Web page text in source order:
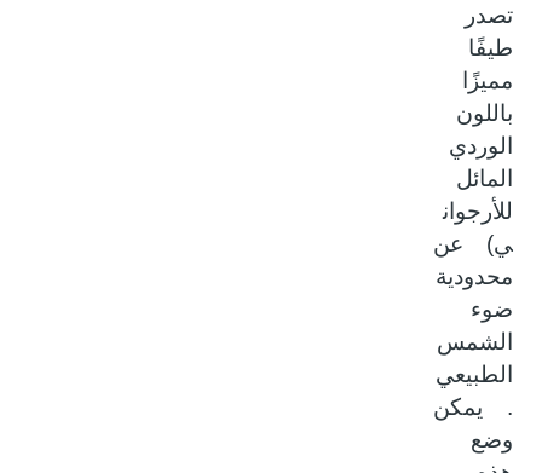
تصدر
طيفًا
مميزًا
باللون
الوردي
المائل
للأرجوان
ي) عن
محدودية
ضوء
الشمس
الطبيعي
. يمكن
وضع